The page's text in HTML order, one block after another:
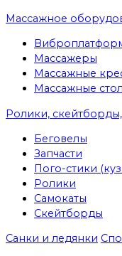
Массажное
Массажеры
Массажные
Массажные
Ролики,
Беговелы
Запчасти
Пого-стики
Ролики
Самокаты
Скейтборды
Санки и ледянки